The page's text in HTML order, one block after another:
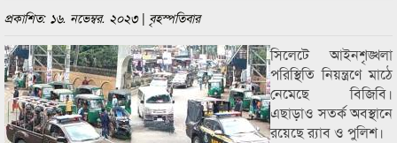
প্রকাশিত: ১৬. নভেম্বর. ২০২৩ | বৃহস্পতিবার
সিলেটে আইনশৃঙ্খলা
পরিস্থিতি নিয়ন্ত্রণে মাঠে
নেমেছে বিজিবি।
এছাড়াও সতর্ক অবস্থানে
রয়েছে র‌্যাব ও পুলিশ।